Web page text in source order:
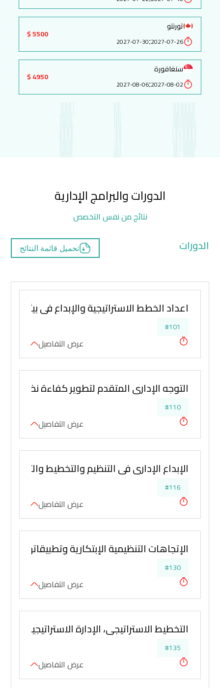
تورنتو
2027-07-26
:
2027-07-30
5500 $
سنغافورة
2027-08-02
:
2027-08-06
4950 $
الدورات والبرامج الإدارية
نتائج من نفس التخصص
الدورات تحميل قائمة النتائج
اعداد الخطط الاستراتيجية والإبداع في بيئات
#101
عرض التفاصيل
التوجه الإداري المتقدم لتطوير كفاءة نظم
#110
عرض التفاصيل
الإبداع الإدارى في التنظيم والتخطيط والتنسيق
#116
عرض التفاصيل
الإتجاهات التنظيمية الإبتكارية وتطبيقاتها
#130
عرض التفاصيل
التخطيط الاستراتيجي، الإدارة الاستراتيجية،
#135
عرض التفاصيل